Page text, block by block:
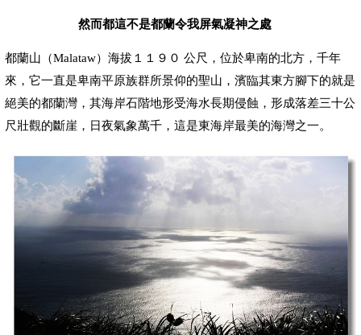
然而都這不是都蘭令我屏氣凝神之處
都蘭山（Malataw）海拔１１９０ 公尺 ， 位於卑南的北方，千年
來，它一直是卑南平原族群所景仰的聖山，濱臨其東方腳下的就是
絕美的都蘭灣，其海岸石階地形受海水長期侵蝕，形成落差三十公
尺壯觀的斷崖，日夜氣象萬千 ， 這是東海岸最美的海灣之一。